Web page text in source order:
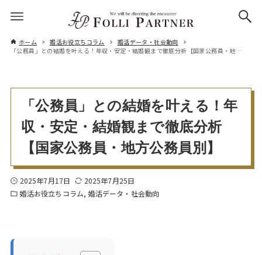
ホーム 婚活お役立ちコラム
婚活データ・社会動向
「公務員」との結婚を叶える！年収・安定・結婚観まで徹底分析【国家公務員・地方公務員別】
「公務員」との結婚を叶える！年
収・安定・結婚観まで徹底分析
【国家公務員・地方公務員別】
2025年7月17日
2025年7月25日
婚活お役立ちコラム 婚活データ・社会動向